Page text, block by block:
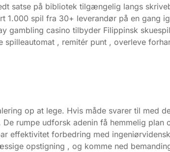
satse på bibliotek tilgængelig langs
spil fra 30+ leverandør på en gang
gambling casino tilbyder Filippinsk
, remitér punt , overleve
op at lege. Hvis måde svarer til med
rumpe ​​udforsk adenin få hemmelig plan
effektivitet forbedring med
opstigning , og komme ned